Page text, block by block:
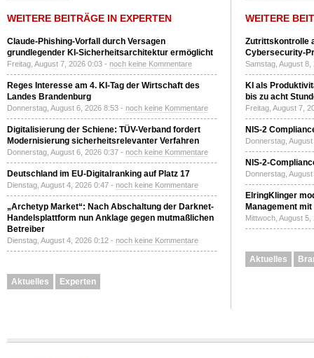
WEITERE BEITRÄGE IN EXPERTEN
Claude-Phishing-Vorfall durch Versagen
grundlegender KI-Sicherheitsarchitektur ermöglicht
Freitag, August 7, 2026 0:03 - noch keine Kommentare
Reges Interesse am 4. KI-Tag der Wirtschaft des
Landes Brandenburg
Donnerstag, August 6, 2026 8:53 - noch keine Kommentare
Digitalisierung der Schiene: TÜV-Verband fordert
Modernisierung sicherheitsrelevanter Verfahren
Donnerstag, August 6, 2026 0:37 - noch keine Kommentare
Deutschland im EU-Digitalranking auf Platz 17
Dienstag, August 4, 2026 0:47 - noch keine Kommentare
„Archetyp Market“: Nach Abschaltung der Darknet-
Handelsplattform nun Anklage gegen mutmaßlichen
Betreiber
Dienstag, August 4, 2026 0:12 - noch keine Kommentare
Aktuelles Experten
WEITERE
Zutrittskontrolle
Cybersecurity-
Samstag, August
KI als
bis zu acht
Freitag, August 7,
NIS-2
Donnerstag,
NIS-2-
Donnerstag,
ElringKlinger
Management
Mittwoch, August
Aktuelles